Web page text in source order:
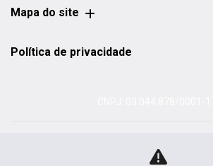
Mapa do site
Política de privacidade